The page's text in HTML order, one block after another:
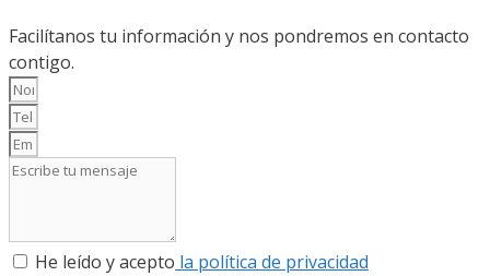
Facilítanos tu información y nos pondremos en contacto
contigo.
He leído y acepto la política de privacidad